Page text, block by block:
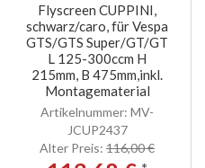
Flyscreen CUPPINI,
schwarz/caro, für Vespa
GTS/GTS Super/GT/GT
L 125-300ccm H
215mm, B 475mm,inkl.
Montagematerial
Artikelnummer: MV-
JCUP2437
Alter Preis: 116,00 €